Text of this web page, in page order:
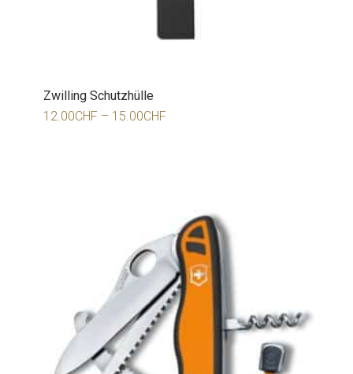
Zwilling Schutzhülle
12.00CHF – 15.00CHF